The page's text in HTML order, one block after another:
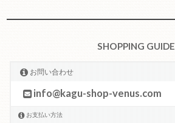
SHOPPING GUIDE
お問い合わせ
info@kagu-shop-venus.com
お支払い方法